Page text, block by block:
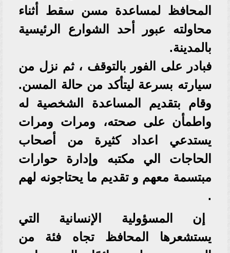
المحافظ لمساعدة مسن سقط أثناء
محاولته عبور أحد الشوارع الرئيسية
بالمدينة.
فبادر على الفور بالتوقف ، ثم نزل من
سيارته بسرعة ليتأكد من حالة المسن.
وقام بتقديم المساعدة الشخصية له
واطمأن على صحته، ومرات ومرات
يستدعي اعداد كثيرة من أصحاب
الحاجات الي مكتبه وإدارة حوارات
مبتسمة معهم و تقديم ما يحتاجونه لهم
.
إن المسؤولية الإنسانية التي
يستشعرها المحافظ تجاه فئة من